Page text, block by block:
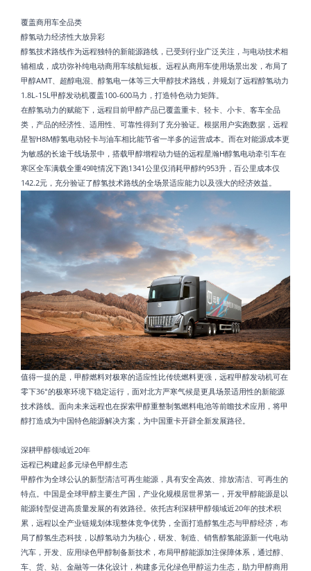
覆盖商用车全品类
醇氢动力经济性大放异彩
醇氢技术路线作为远程独特的新能源路线，已受到行业广泛关注，与电动技术相
辅相成，成功弥补纯电动商用车续航短板。远程从商用车使用场景出发，布局了
甲醇AMT、超醇电混、醇氢电一体等三大甲醇技术路线，并规划了远程醇氢动力
1.8L-15L甲醇发动机覆盖100-600马力，打造特色动力矩阵。
在醇氢动力的赋能下，远程目前甲醇产品已覆盖重卡、轻卡、小卡、客车全品
类，产品的经济性、适用性、可靠性得到了充分验证。根据用户实跑数据，远程
星智H8M醇氢电动轻卡与油车相比能节省一半多的运营成本。而在对能源成本更
为敏感的长途干线场景中，搭载甲醇增程动力链的远程星瀚H醇氢电动牵引车在
寒区全车满载全重49吨情况下跑1341公里仅消耗甲醇约953升，百公里成本仅
142.2元，充分验证了醇氢技术路线的全场景适应能力以及强大的经济效益。
值得一提的是，甲醇燃料对极寒的适应性比传统燃料更强，远程甲醇发动机可在
零下36°的极寒环境下稳定运行，面对北方严寒气候是更具场景适用性的新能源
技术路线。面向未来远程也在探索甲醇重整制氢燃料电池等前瞻技术应用，将甲
醇打造成为中国特色能源解决方案，为中国重卡开辟全新发展路径。
深耕甲醇领域近20年
远程已构建起多元绿色甲醇生态
甲醇作为全球公认的新型清洁可再生能源，具有安全高效、排放清洁、可再生的
特点。中国是全球甲醇主要生产国，产业化规模居世界第一，开发甲醇能源是以
能源转型促进高质量发展的有效路径。依托吉利深耕甲醇领域近20年的技术积
累，远程以全产业链规划体现整体竞争优势，全面打造醇氢生态与甲醇经济，布
局了醇氢生态科技，以醇氢动力为核心，研发、制造、销售醇氢能源新一代电动
汽车，开发、应用绿色甲醇制备新技术，布局甲醇能源加注保障体系，通过醇、
车、货、站、金融等一体化设计，构建多元化绿色甲醇运力生态，助力甲醇商用